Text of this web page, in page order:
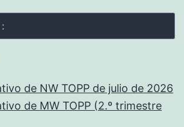
de NW TOPP de julio de 2026
de MW TOPP (2.º trimestre